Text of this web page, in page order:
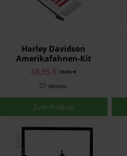
Harley Davidson
Amerikafahnen-Kit
94616-98
50,46 €
48,95 €
Merken
Zum Produkt